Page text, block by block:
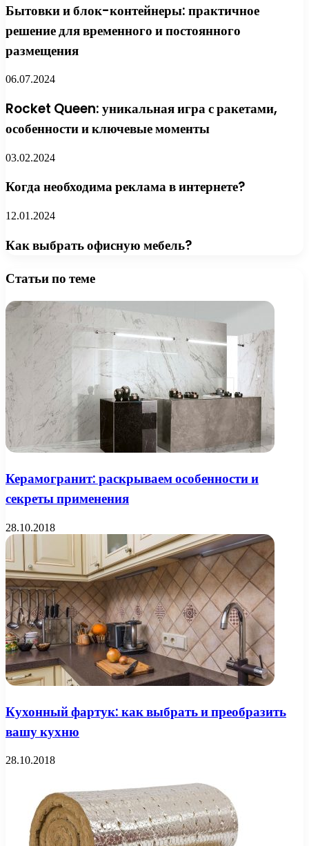
Бытовки и блок-контейнеры: практичное
решение для временного и постоянного
размещения
06.07.2024
Rocket Queen: уникальная игра с ракетами,
особенности и ключевые моменты
03.02.2024
Когда необходима реклама в интернете?
12.01.2024
Как выбрать офисную мебель?
Статьи по теме
Керамогранит: раскрываем особенности и
секреты применения
28.10.2018
Кухонный фартук: как выбрать и преобразить
вашу кухню
28.10.2018